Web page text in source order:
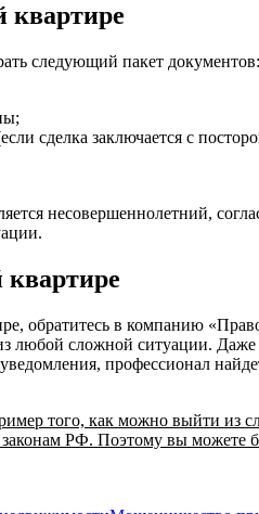
квартире
следующий пакет документов:
сделка заключается с
несовершеннолетний,
обратитесь в компанию
любой сложной ситуации. Даже
профессионал
того, как можно выйти из
законам РФ. Поэтому вы можете